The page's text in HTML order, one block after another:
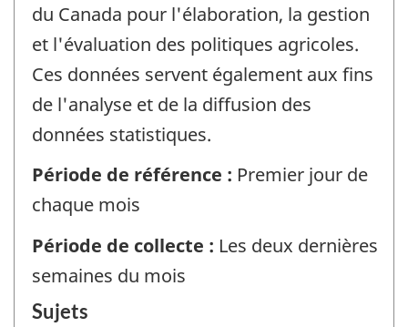
du Canada pour l'élaboration, la gestion
et l'évaluation des politiques agricoles.
Ces données servent également aux fins
de l'analyse et de la diffusion des
données statistiques.
Période de référence : Premier jour de
chaque mois
Période de collecte : Les deux dernières
semaines du mois
Sujets